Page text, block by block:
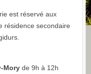
est réservé aux
résidence secondaire
Moryde 9h à 12h